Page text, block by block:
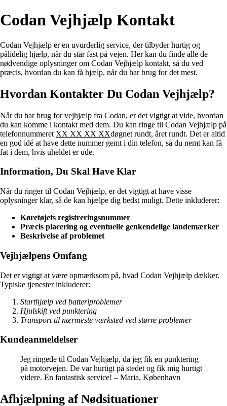
Codan Vejhjælp Kontakt
Codan Vejhjælp er en uvurderlig service, der tilbyder hurtig og
pålidelig hjælp, når du står fast på vejen. Her kan du finde alle de
nødvendige oplysninger om Codan Vejhjælp kontakt, så du ved
præcis, hvordan du kan få hjælp, når du har brug for det mest.
Hvordan Kontakter Du Codan Vejhjælp?
Når du har brug for vejhjælp fra Codan, er det vigtigt at vide, hvordan
du kan komme i kontakt med dem. Du kan ringe til Codan Vejhjælp på
telefonnummeret XX XX XX XXdøgnet rundt, året rundt. Det er altid
en god idé at have dette nummer gemt i din telefon, så du nemt kan få
fat i dem, hvis uheldet er ude.
Information, Du Skal Have Klar
Når du ringer til Codan Vejhjælp, er det vigtigt at have visse
oplysninger klar, så de kan hjælpe dig bedst muligt. Dette inkluderer:
Køretøjets registreringsnummer
Præcis placering og eventuelle genkendelige landemærker
Beskrivelse af problemet
Vejhjælpens Omfang
Det er vigtigt at være opmærksom på, hvad Codan Vejhjælp dækker.
Typiske tjenester inkluderer:
Starthjælp ved batteriproblemer
Hjulskift ved punktering
Transport til nærmeste værksted ved større problemer
Kundeanmeldelser
Jeg ringede til Codan Vejhjælp, da jeg fik en punktering
på motorvejen. De var hurtigt på stedet og fik mig hurtigt
videre. En fantastisk service! – Maria, København
Afhjælpning af Nødsituationer